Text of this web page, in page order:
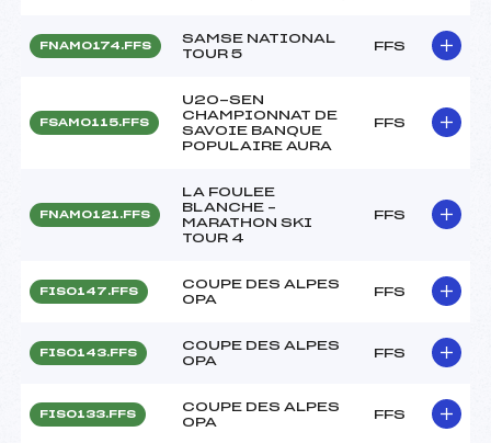
FNAM0174.FFS
SAMSE NATIONAL
TOUR 5
FFS
FSAM0115.FFS
U20-SEN
CHAMPIONNAT DE
SAVOIE BANQUE
POPULAIRE AURA
FFS
FNAM0121.FFS
LA FOULEE
BLANCHE –
MARATHON SKI
TOUR 4
FFS
FIS0147.FFS
COUPE DES ALPES
OPA
FFS
FIS0143.FFS
COUPE DES ALPES
OPA
FFS
FIS0133.FFS
COUPE DES ALPES
OPA
FFS